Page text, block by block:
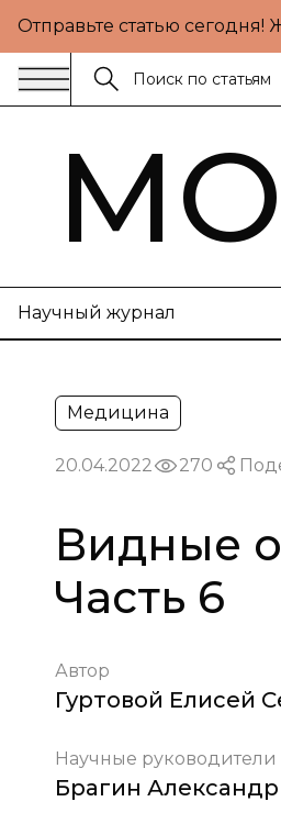
Отправьте статью
Научный журнал
Медицина
20.04.2022 270
Видные
Часть 6
Автор
Гуртовой Елисей
Научные руководители
Брагин